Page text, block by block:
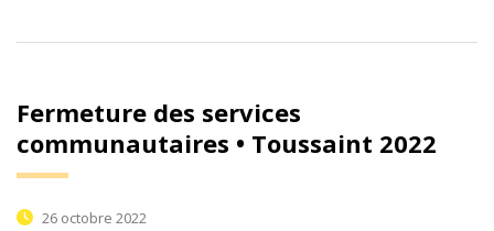
Fermeture des services
communautaires • Toussaint 2022
26 octobre 2022